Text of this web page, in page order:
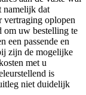
namelijk dat
vertraging oplopen
om uw bestelling te
een passende en
zijn de mogelijke
met u
is
niet duidelijk